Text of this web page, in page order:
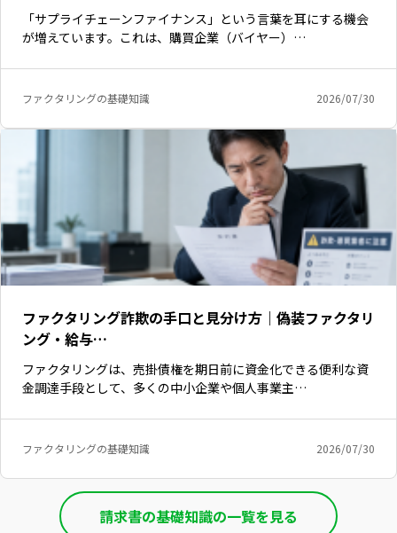
「サプライチェーンファイナンス」という言葉を耳にする機会
が増えています。これは、購買企業（バイヤー）…
ファクタリングの基礎知識 2026/07/30
ファクタリング詐欺の手口と見分け方｜偽装ファクタリ
ング・給与…
ファクタリングは、売掛債権を期日前に資金化できる便利な資
金調達手段として、多くの中小企業や個人事業主…
ファクタリングの基礎知識 2026/07/30
請求書の基礎知識の一覧を見る
いますぐ無料登録